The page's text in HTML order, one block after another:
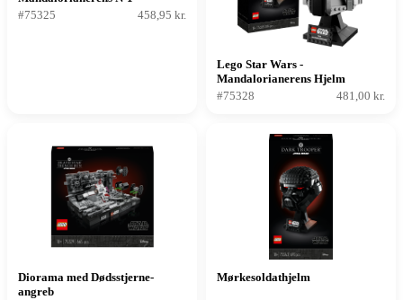
Stjernejager
#75325 458,95 kr.
Lego Star Wars -
Mandalorianerens Hjelm
#75328
481,00 kr.
Diorama med Dødsstjerne-
angreb
Mørkesoldathjelm